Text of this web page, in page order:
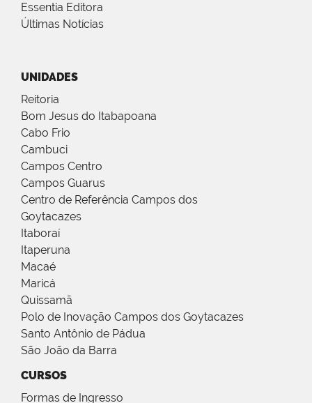
Essentia Editora
Últimas Notícias
UNIDADES
Reitoria
Bom Jesus do Itabapoana
Cabo Frio
Cambuci
Campos Centro
Campos Guarus
Centro de Referência Campos dos
Goytacazes
Itaboraí
Itaperuna
Macaé
Maricá
Quissamã
Polo de Inovação Campos dos Goytacazes
Santo Antônio de Pádua
São João da Barra
CURSOS
Formas de Ingresso